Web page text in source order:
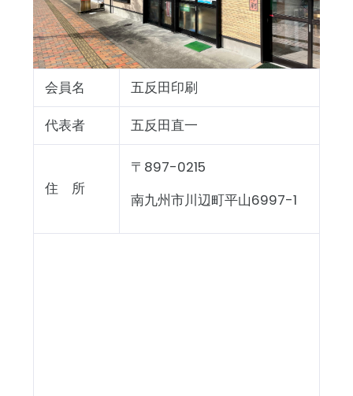
会員名
五反田印刷
代表者
五反田直一
住 所
〒897-0215
南九州市川辺町平山6997-1